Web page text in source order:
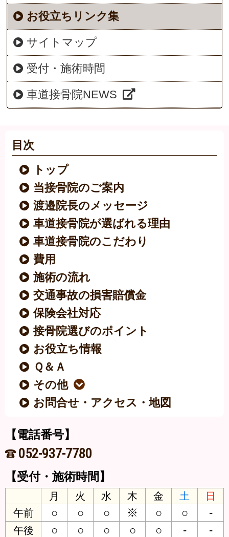
お役立ちリンク集
サイトマップ
受付・施術時間
車道接骨院NEWS
目次
トップ
当接骨院のご案内
渡邉院長のメッセージ
車道接骨院が選ばれる理由
車道接骨院のこだわり
費用
施術の流れ
交通事故の損害賠償金
保険会社対応
接骨院選びのポイント
お役立ち情報
Ｑ＆Ａ
その他
お問合せ・アクセス・地図
【電話番号】
052-937-7780
【受付・施術時間】
月 火 水 木 金 土
日
午前
○ ○ ○ ※ ○ ○ -
午後 ○ ○ ○ ○ ○ -
-